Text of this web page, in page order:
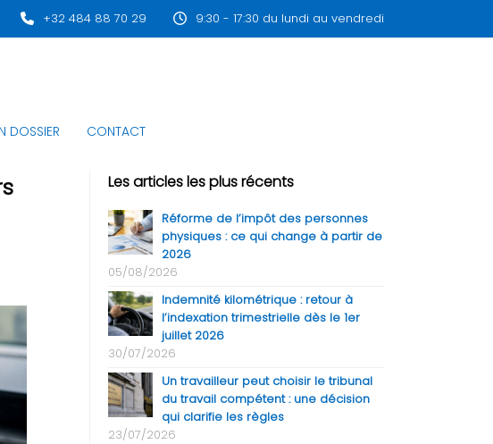
+32 484 88 70 29 9:30 - 17:30 du lundi au vendredi
DOSSIER CONTACT
Les articles les plus récents
Réforme de l’impôt des personnes
physiques : ce qui change à partir de
2026
05/08/2026
Indemnité kilométrique : retour à
l’indexation trimestrielle dès le 1er
juillet 2026
30/07/2026
Un travailleur peut choisir le tribunal
du travail compétent : une décision
qui clarifie les règles
23/07/2026